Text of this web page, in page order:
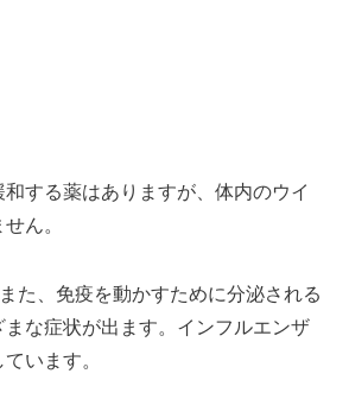
する薬はありますが、体内のウイ
ん。
た、免疫を動かすために分泌される
な症状が出ます。インフルエンザ
います。